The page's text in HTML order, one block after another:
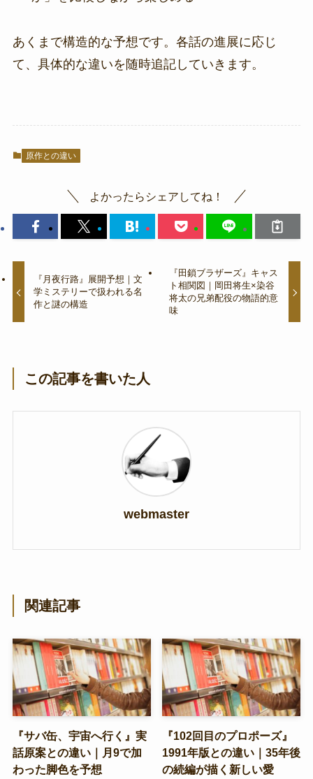
あくまで構造的な予想です。各話の進展に応じ
て、具体的な違いを随時追記していきます。
原作との違い
よかったらシェアしてね！
『月夜行路』展開予想｜文
学ミステリーで扱われる名
作と謎の構造
『田鎖ブラザーズ』キャス
ト相関図｜岡田将生×染谷
将太の兄弟配役の物語的意
味
この記事を書いた人
webmaster
関連記事
『サバ缶、宇宙へ行く』実
話原案との違い｜月9で加
わった脚色を予想
『102回目のプロポーズ』
1991年版との違い｜35年後
の続編が描く新しい愛